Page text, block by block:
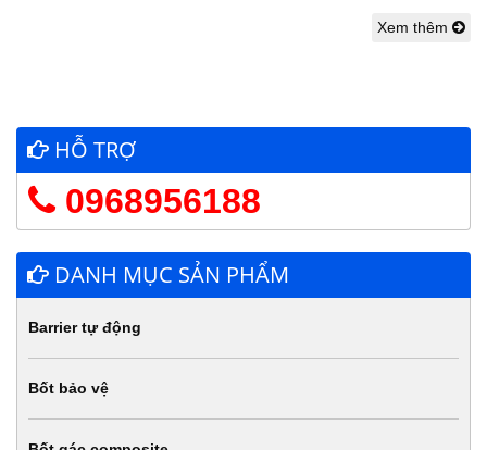
Xem thêm
HỖ TRỢ
0968956188
DANH MỤC SẢN PHẨM
Barrier tự động
Bốt bảo vệ